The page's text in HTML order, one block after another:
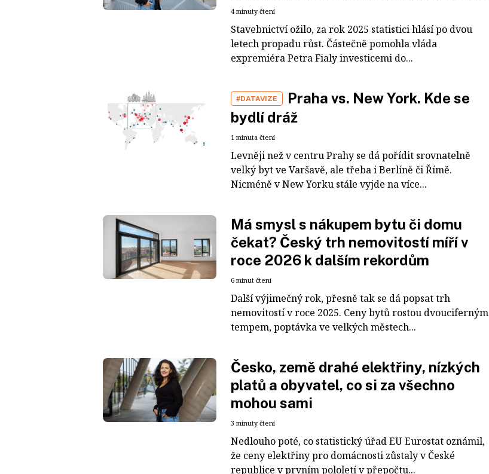
4 minuty čtení
Stavebnictví ožilo, za rok 2025 statistici hlásí po dvou
letech propadu růst. Částečně pomohla vláda
expremiéra Petra Fialy investicemi do...
#DATAVIZE
Praha vs. New York. Kde se
bydlí dráž
1 minuta čtení
Levněji než v centru Prahy se dá pořídit srovnatelně
velký byt ve Varšavě, ale třeba i Berlíně či Římě.
Nicméně v New Yorku stále vyjde na více...
Má smysl s nákupem bytu či domu
čekat? Český trh nemovitostí míří v
roce 2026 k dalším rekordům
6 minut čtení
Další výjimečný rok, přesně tak se dá popsat trh
nemovitostí v roce 2025. Ceny bytů rostou dvouciferným
tempem, poptávka ve velkých městech...
Česko, země drahé elektřiny, nízkých
platů a obyvatel, co si za všechno
mohou sami
3 minuty čtení
Nedlouho poté, co statistický úřad EU Eurostat oznámil,
že ceny elektřiny pro domácnosti zůstaly v České
republice v prvním pololetí v přepočtu...